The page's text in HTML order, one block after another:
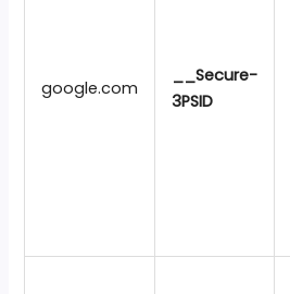
google.com
__Secure-
3PSID